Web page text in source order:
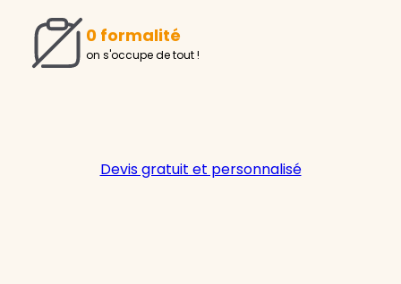
0 formalité
on s'occupe de tout !
Devis gratuit et personnalisé